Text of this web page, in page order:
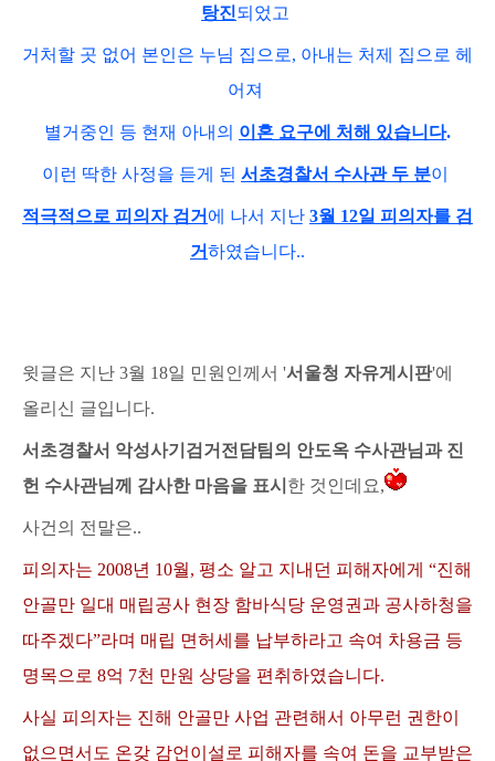
탕진되었고
거처할 곳 없어 본인은 누님 집으로, 아내는 처제 집으로 헤
어져
별거중인 등 현재 아내의 이혼 요구에 처해 있습니다.
이런 딱한 사정을 듣게 된 서초경찰서 수사관 두 분이
적극적으로 피의자 검거 에 나서 지난 3월 12일 피의자를 검
거하였습니다..
윗글은 지난 3월 18일 민원인께서 '서울청 자유게시판'에
올리신 글입니다.
서초경찰서 악성사기검거전담팀의 안도옥 수사관님과 진
헌 수사관님께 감사한 마음을 표시 한 것인데요,
사건의 전말은..
피의자는 2008년 10월, 평소 알고 지내던 피해자에게 “진해
안골만 일대 매립공사 현장 함바식당 운영권과 공사하청을
따주겠다”라며 매립 면허세를 납부하라고 속여 차용금 등
명목으로 8억 7천 만원 상당을 편취하였습니다.
사실 피의자는 진해 안골만 사업 관련해서 아무런 권한이
없으면서도 온갖 감언이설로 피해자를 속여 돈을 교부받은